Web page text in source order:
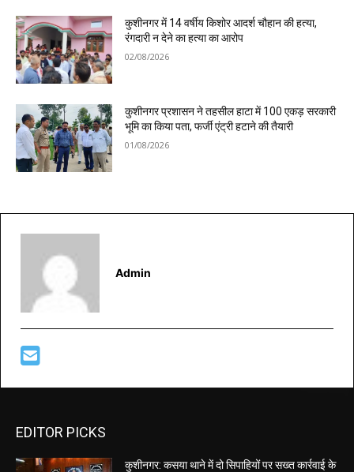
कुशीनगर में 14 वर्षीय किशोर आदर्श चौहान की हत्या,
रंगदारी न देने का हत्या का आरोप
02/08/2026
कुशीनगर प्रशासन ने तहसील हाटा में 100 एकड़ सरकारी
भूमि का किया पता, फर्जी एंट्री हटाने की तैयारी
01/08/2026
Admin
EDITOR PICKS
कुशीनगर: कसया थाने में दो सिपाहियों पर सख्त कार्रवाई के